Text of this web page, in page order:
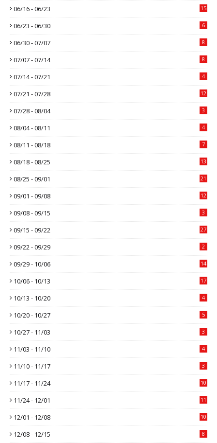
06/16 - 06/23 15
06/23 - 06/30 6
06/30 - 07/07 8
07/07 - 07/14 8
07/14 - 07/21 4
07/21 - 07/28 12
07/28 - 08/04 3
08/04 - 08/11 4
08/11 - 08/18 7
08/18 - 08/25 13
08/25 - 09/01 21
09/01 - 09/08 12
09/08 - 09/15 3
09/15 - 09/22 27
09/22 - 09/29 2
09/29 - 10/06 14
10/06 - 10/13 17
10/13 - 10/20 4
10/20 - 10/27 5
10/27 - 11/03 3
11/03 - 11/10 4
11/10 - 11/17 3
11/17 - 11/24 10
11/24 - 12/01 11
12/01 - 12/08 10
12/08 - 12/15 8